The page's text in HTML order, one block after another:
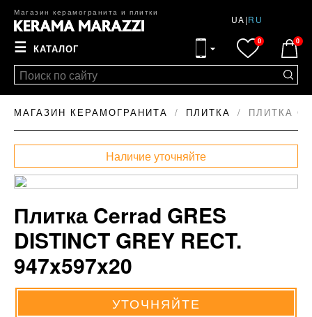
Магазин керамогранита и плитки
UA|RU
☰ КАТАЛОГ
0 0
МАГАЗИН КЕРАМОГРАНИТА ПЛИТКА ПЛИТКА
Наличие уточняйте
Плитка Cerrad GRES
DISTINCT GREY RECT.
947x597x20
УТОЧНЯЙТЕ